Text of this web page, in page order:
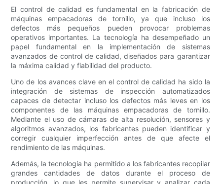
El control de calidad es fundamental en la fabricación de
máquinas empacadoras de tornillo, ya que incluso los
defectos más pequeños pueden provocar problemas
operativos importantes. La tecnología ha desempeñado un
papel fundamental en la implementación de sistemas
avanzados de control de calidad, diseñados para garantizar
la máxima calidad y fiabilidad del producto.
Uno de los avances clave en el control de calidad ha sido la
integración de sistemas de inspección automatizados
capaces de detectar incluso los defectos más leves en los
componentes de las máquinas empacadoras de tornillo.
Mediante el uso de cámaras de alta resolución, sensores y
algoritmos avanzados, los fabricantes pueden identificar y
corregir cualquier imperfección antes de que afecte el
rendimiento de las máquinas.
Además, la tecnología ha permitido a los fabricantes recopilar
grandes cantidades de datos durante el proceso de